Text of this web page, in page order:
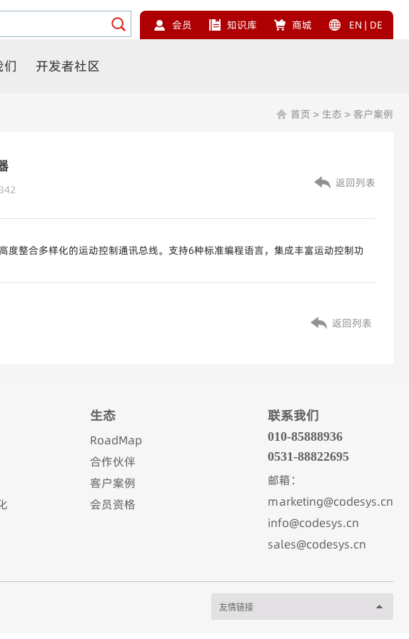
会员 知识库 商城 EN | DE
们 开发者社区
首页 > 生态 > 客户案例
返回列表
342
整合多样化的运动控制通讯总线。支持6种标准编程语言，集成丰富运动控制功
返回列表
生态
RoadMap
合作伙伴
客户案例
会员资格
联系我们
010-85888936
0531-88822695
邮箱：
marketing@codesys.cn
info@codesys.cn
sales@codesys.cn